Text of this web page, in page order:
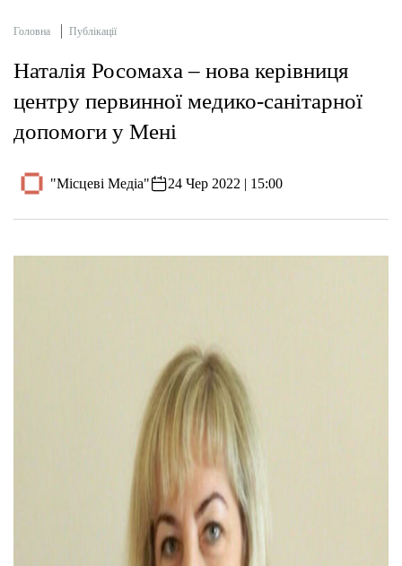
Головна Публікації
Наталія Росомаха – нова керівниця
центру первинної медико-санітарної
допомоги у Мені
"Місцеві Медіа" 24 Чер 2022 | 15:00